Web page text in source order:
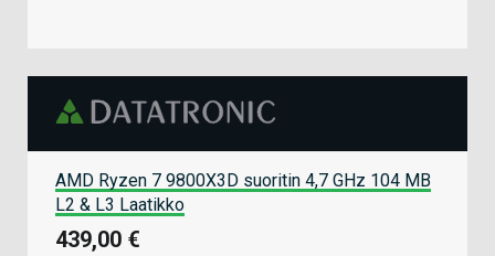
AMD Ryzen 7 9800X3D suoritin 4,7 GHz 104 MB
L2 & L3 Laatikko
439,00 €